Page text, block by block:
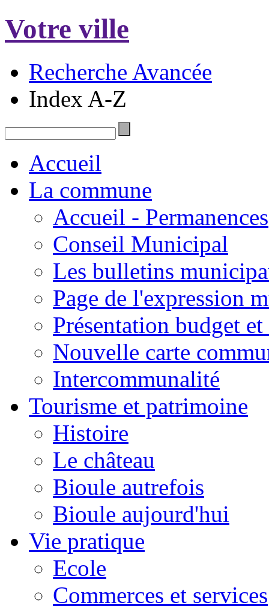
Votre ville
Recherche Avancée
Index A-Z
Accueil
La commune
Accueil - Permanences
Conseil Municipal
Les bulletins
Page de l'expression
Présentation budget
Nouvelle carte
Intercommunalité
Tourisme et patrimoine
Histoire
Le château
Bioule autrefois
Bioule aujourd'hui
Vie pratique
Ecole
Commerces et services